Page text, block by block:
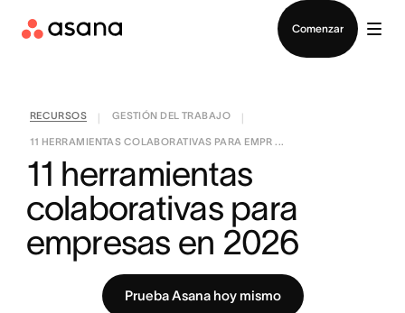
Comenzar
RECURSOS GESTIÓN DEL TRABAJO
11 HERRAMIENTAS COLABORATIVAS PARA EMPR ...
11 herramientas
colaborativas para
empresas en 2026
Prueba Asana hoy mismo